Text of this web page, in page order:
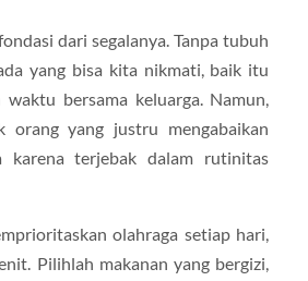
dari segalanya. Tanpa tubuh
yang bisa kita nikmati, baik itu
waktu bersama keluarga. Namun,
orang yang justru mengabaikan
karena terjebak dalam rutinitas
olahraga setiap hari,
Pilihlah makanan yang bergizi,